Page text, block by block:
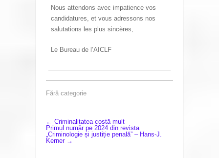
Nous attendons avec impatience vos
candidatures, et vous adressons nos
salutations les plus sincères,
Le Bureau de l’AICLF
Fără categorie
P
O
← Criminalitatea costă mult
Primul număr pe 2024 din revista
„Criminologie și justiție penală” – Hans-J.
Kerner →